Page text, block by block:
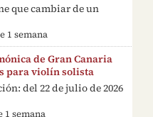
que cambiar de un
1 semana
de Gran Canaria
para violín solista
del 22 de julio de 2026
1 semana